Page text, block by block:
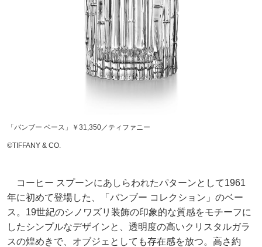
「バンブー ベース」￥31,350／ティファニー
©️TIFFANY & CO.
コーヒー スプーンにあしらわれたパターンとして1961
年に初めて登場した、「バンブー コレクション」のベー
ス。19世紀のシノワズリ装飾の印象的な質感をモチーフに
したシンプルなデザインと、透明度の高いクリスタルガラ
スの煌めきで、オブジェとしても存在感を放つ。高さ約